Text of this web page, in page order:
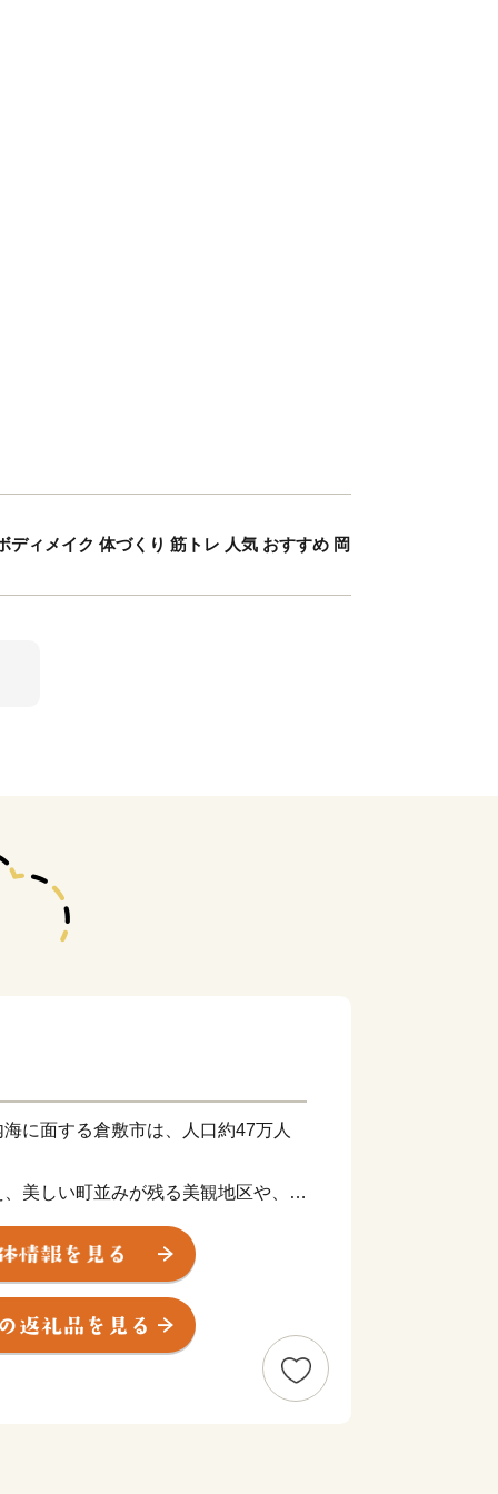
ィメイク 体づくり 筋トレ 人気 おすすめ 岡
に面する倉敷市は、人口約47万人
美しい町並みが残る美観地区や、日
る大原美術館などが観光地として人
かな水を利用して栽培した桃やマス
である児島のデニムなど、各地の個
り、伝統と産業を楽しむことのでき